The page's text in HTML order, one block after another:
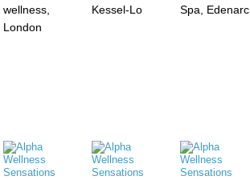
wellness,
London
Kessel-Lo
Spa, Edenarc